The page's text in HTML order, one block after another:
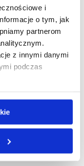
i
o tym, jak
partnerom
z innymi danymi
podczas
kłócimy